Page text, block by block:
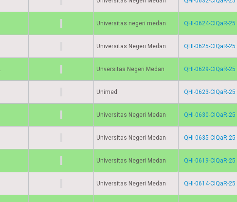
Universitas negeri medan QHI-0624-CIQaR-25
Universitas Negeri Medan QHI-0625-CIQaR-25
Unversitas Negeri Medan QHI-0629-CIQaR-25
Unimed QHI-0623-CIQaR-25
Universitas Negeri Medan QHI-0630-CIQaR-25
Universitas Negeri Medan QHI-0635-CIQaR-25
Universitas Negeri Medan QHI-0619-CIQaR-25
Universitas Negeri Medan QHI-0614-CIQaR-25